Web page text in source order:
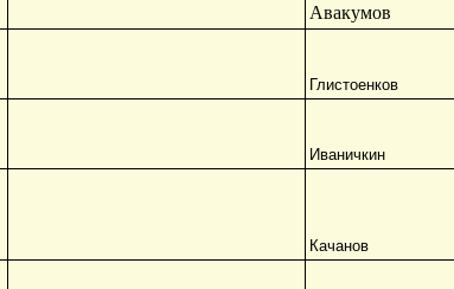
Авакумов
Глистоенков
Иваничкин
Качанов